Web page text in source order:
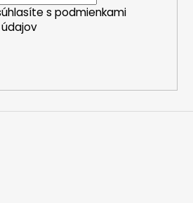
s podmienkami